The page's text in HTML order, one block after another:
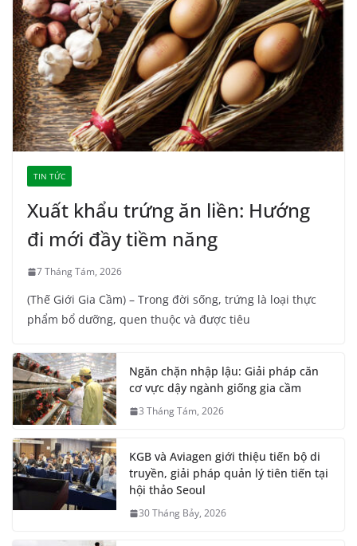
TIN TỨC
Xuất khẩu trứng ăn liền: Hướng
đi mới đầy tiềm năng
7 Tháng Tám, 2026
(Thế Giới Gia Cầm) – Trong đời sống, trứng là loại thực
phẩm bổ dưỡng, quen thuộc và được tiêu
Ngăn chặn nhập lậu: Giải pháp căn
cơ vực dậy ngành giống gia cầm
3 Tháng Tám, 2026
KGB và Aviagen giới thiệu tiến bộ di
truyền, giải pháp quản lý tiên tiến tại
hội thảo Seoul
30 Tháng Bảy, 2026